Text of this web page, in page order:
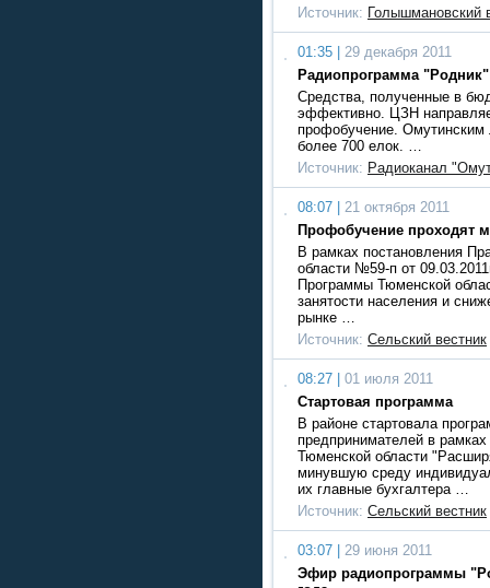
Источник: Голышмановский
01:35 |
29 декабря 2011
Радиопрограмма "Родник"
Средства, полученные в
эффективно. ЦЗН
профобучение. Омутинским
более 700 елок. …
Источник: Радиоканал
08:07 |
21 октября 2011
Профобучение проходят
В рамках постановления
области №59-п от
Программы Тюменской
занятости населения и
рынке …
Источник: Сельский вестник
08:27 |
01 июля 2011
Стартовая программа
В районе стартовала
предпринимателей в
Тюменской области
минувшую среду
их главные бухгалтера …
Источник: Сельский вестник
03:07 |
29 июня 2011
Эфир радиопрограммы